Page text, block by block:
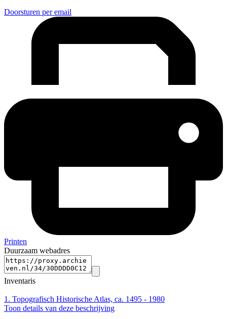
Doorsturen per email
Printen
Duurzaam webadres
Inventaris
1. Topografisch Historische Atlas, ca. 1495 - 1980
Toon details van deze beschrijving